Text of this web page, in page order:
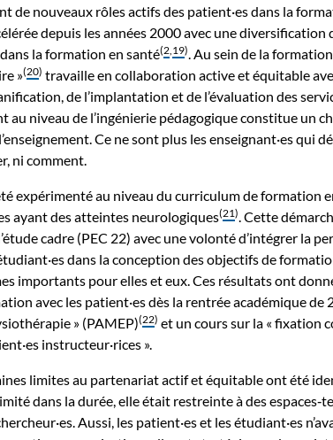
de nouveaux rôles actifs des patient·es dans la
depuis les années 2000 avec une diversification
la formation en santé(2,19). Au sein de la formation
»(20) travaille en collaboration active et équitable
de l’implantation et de l’évaluation des
au niveau de l’ingénierie pédagogique constitue un
Ce ne sont plus les enseignant·es qui
ni comment.
expérimenté au niveau du curriculum de formation
ayant des atteintes neurologiques(21). Cette
cadre (PEC 22) avec une volonté d’intégrer la
dans la conception des objectifs de
importants pour elles et eux. Ces résultats ont
avec les patient·es dès la rentrée académique de
» (PAMEP)(22) et un cours sur la « fixation
instructeur·rices ».
limites au partenariat actif et équitable ont été
dans la durée, elle était restreinte à des
Aussi, les patient·es et les étudiant·es